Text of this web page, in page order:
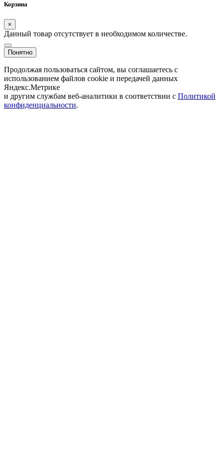
Корзина
×
Данный товар отсутствует в необходимом количестве.
Понятно
Продолжая пользоваться сайтом, вы соглашаетесь с
использованием файлов cookie и передачей данных
Яндекс.Метрике
и другим службам веб-аналитики в соответствии с Политикой
конфиденциальности.